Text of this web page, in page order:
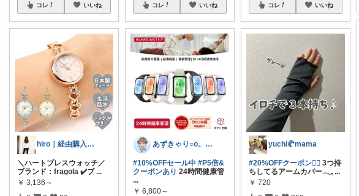
コレ いいね
hiro｜経由購入ありがとうございます✨
＼ハートブレスウォッチ／
ブランド：fragola ✔️ブ ...
￥ 3,136～
コレ いいね
あずきゃり○o。.🐟🐠
#10%OFFセール中 #P5倍&
クーポンあり 24時間健康管
...
￥ 6,800～
コレ いいね
yuchi🥐mama
#20%OFFクーポン❤️‍🔥 3つ持
ちしてるアームカバー𓂃𓈒 ...
￥ 720